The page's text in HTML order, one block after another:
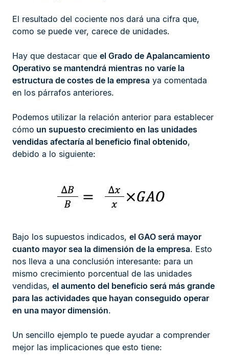
El resultado del cociente nos dará una cifra que,
como se puede ver, carece de unidades.
Hay que destacar que el Grado de Apalancamiento
Operativo se mantendrá mientras no varíe la
estructura de costes de la empresa ya comentada
en los párrafos anteriores.
Podemos utilizar la relación anterior para establecer
cómo un supuesto crecimiento en las unidades
vendidas afectaría al beneficio final obtenido,
debido a lo siguiente:
Bajo los supuestos indicados, el GAO será mayor
cuanto mayor sea la dimensión de la empresa. Esto
nos lleva a una conclusión interesante: para un
mismo crecimiento porcentual de las unidades
vendidas, el aumento del beneficio será más grande
para las actividades que hayan conseguido operar
en una mayor dimensión.
Un sencillo ejemplo te puede ayudar a comprender
mejor las implicaciones que esto tiene: